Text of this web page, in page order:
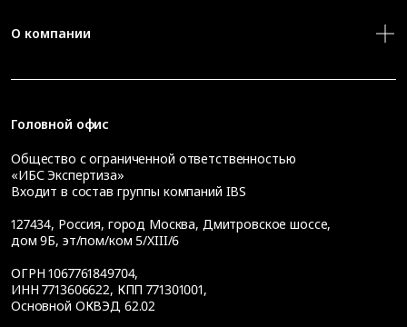
О компании
Головной офис
Общество с ограниченной ответственностью
«ИБС Экспертиза»
Входит в состав группы компаний IBS
127434, Россия, город Москва, Дмитровское шоссе,
дом 9Б, эт/пом/ком 5/XIII/6
ОГРН 1067761849704,
ИНН 7713606622, КПП 771301001,
Основной ОКВЭД 62.02